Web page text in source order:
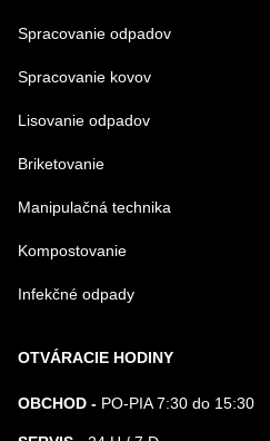
Spracovanie odpadov
Spracovanie kovov
Lisovanie odpadov
Briketovanie
Manipulačná technika
Kompostovanie
Infekčné odpady
OTVÁRACIE HODINY
OBCHOD - PO-PIA 7:30 do 15:30